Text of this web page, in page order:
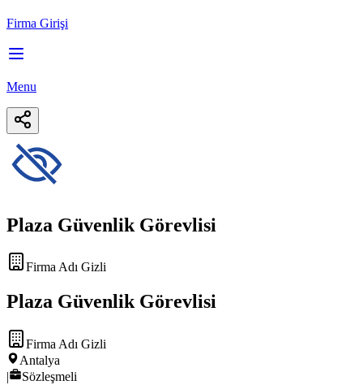
Firma Girişi
Menu
Plaza Güvenlik Görevlisi
Firma Adı Gizli
Plaza Güvenlik Görevlisi
Firma Adı Gizli
Antalya
|
Sözleşmeli